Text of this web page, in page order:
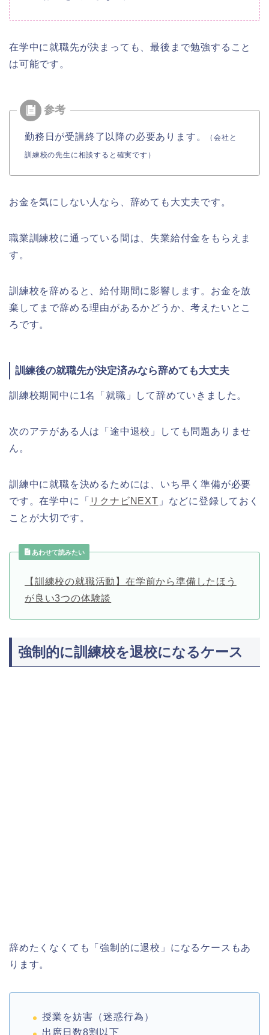
在学中に就職先が決まっても、最後まで勉強すること
は可能です。
勤務日が受講終了以降の必要あります。 （会社と
訓練校の先生に相談すると確実です）
お金を気にしない人なら、辞めても大丈夫です。
職業訓練校に通っている間は、失業給付金をもらえま
す。
訓練校を辞めると、給付期間に影響します。お金を放
棄してまで辞める理由があるかどうか、考えたいとこ
ろです。
訓練後の就職先が決定済みなら辞めても大丈夫
訓練校期間中に1名「就職」して辞めていきました。
次のアテがある人は「途中退校」しても問題ありませ
ん。
訓練中に就職を決めるためには、いち早く準備が必要
です。在学中に「 リクナビNEXT 」などに登録しておく
ことが大切です。
あわせて読みたい
【訓練校の就職活動】在学前から準備したほう
が良い3つの体験談
強制的に訓練校を退校になるケース
辞めたくなくても「強制的に退校」になるケースもあ
ります。
授業を妨害（迷惑行為）
出席日数8割以下